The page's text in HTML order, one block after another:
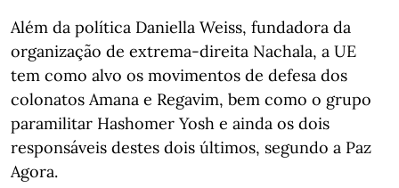
Além da política Daniella Weiss, fundadora da
organização de extrema-direita Nachala, a UE
tem como alvo os movimentos de defesa dos
colonatos Amana e Regavim, bem como o grupo
paramilitar Hashomer Yosh e ainda os dois
responsáveis destes dois últimos, segundo a Paz
Agora.